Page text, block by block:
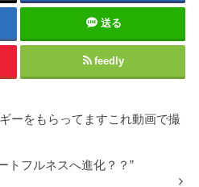
送る
feedly
ーをもらってますこれ動画で撮
トフルネスへ進化？？”